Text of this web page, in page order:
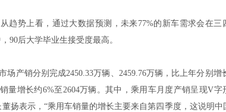
趋势上看，通过大数据预测，未来77%的新车需求会在三
90后大学毕业生接受度最高。
产销分别完成2450.33万辆、2459.76万辆，比上年分别增
量增长约6%至2604万辆。其中，乘用车月度产销呈现V字
扬表示，“乘用车销量的增长主要来自第四季度，这说明中